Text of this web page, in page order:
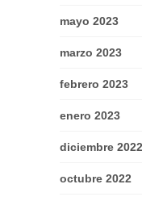
mayo 2023
marzo 2023
febrero 2023
enero 2023
diciembre 2022
octubre 2022